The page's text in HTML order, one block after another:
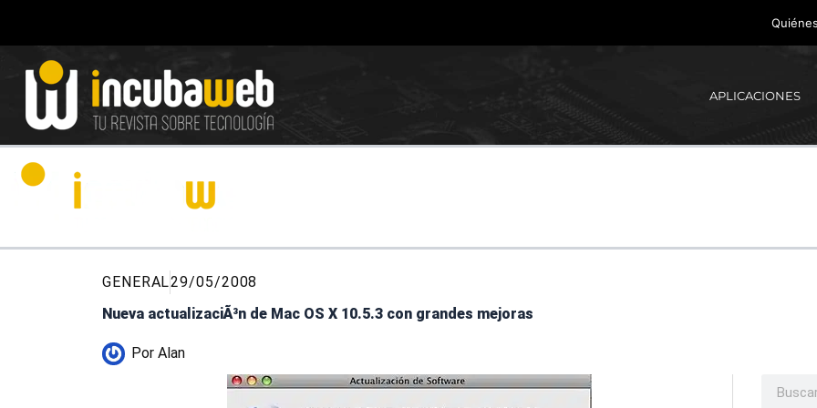
contenido
APLICACIONES
GENERAL29/05/2008
Nueva actualizaciÃ³n de Mac OS X 10.5.3 con grandes mejoras
Por Alan